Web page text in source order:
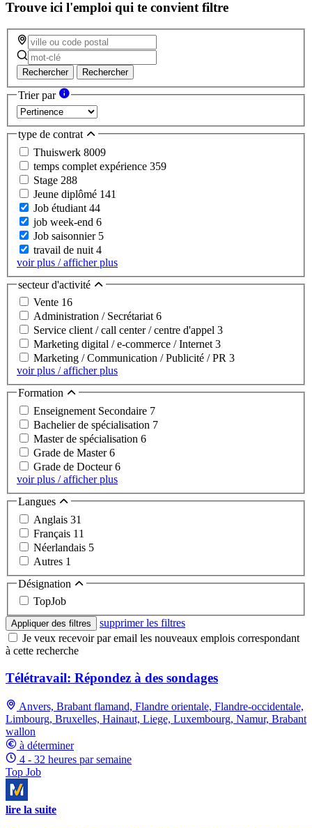
Trouve ici l'emploi qui te convient filtre
Rechercher Rechercher
Trier par
type de contrat
Thuiswerk 8009
temps complet expérience 359
Stage 288
Jeune diplômé 141
Job étudiant 44
job week-end 6
Job saisonnier 5
travail de nuit 4
voir plus / afficher plus
secteur d'activité
Vente 16
Administration / Secrétariat 6
Service client / call center / centre d'appel 3
Marketing digital / e-commerce / Internet 3
Marketing / Communication / Publicité / PR 3
voir plus / afficher plus
Formation
Enseignement Secondaire 7
Bachelier de spécialisation 7
Master de spécialisation 6
Grade de Master6
Grade de Docteur6
voir plus / afficher plus
Langues
Anglais 31
Français 11
Néerlandais 5
Autres 1
Désignation
TopJob
Appliquer des filtres
supprimer les filtres
Je veux recevoir par email les nouveaux emplois correspondant
à cette recherche
Télétravail: Répondez à des sondages
Anvers, Brabant flamand, Flandre orientale, Flandre-occidentale,
Limbourg, Bruxelles, Hainaut, Liege, Luxembourg, Namur, Brabant
wallon
à déterminer
4 - 32 heures par semaine
Top Job
lire la suite